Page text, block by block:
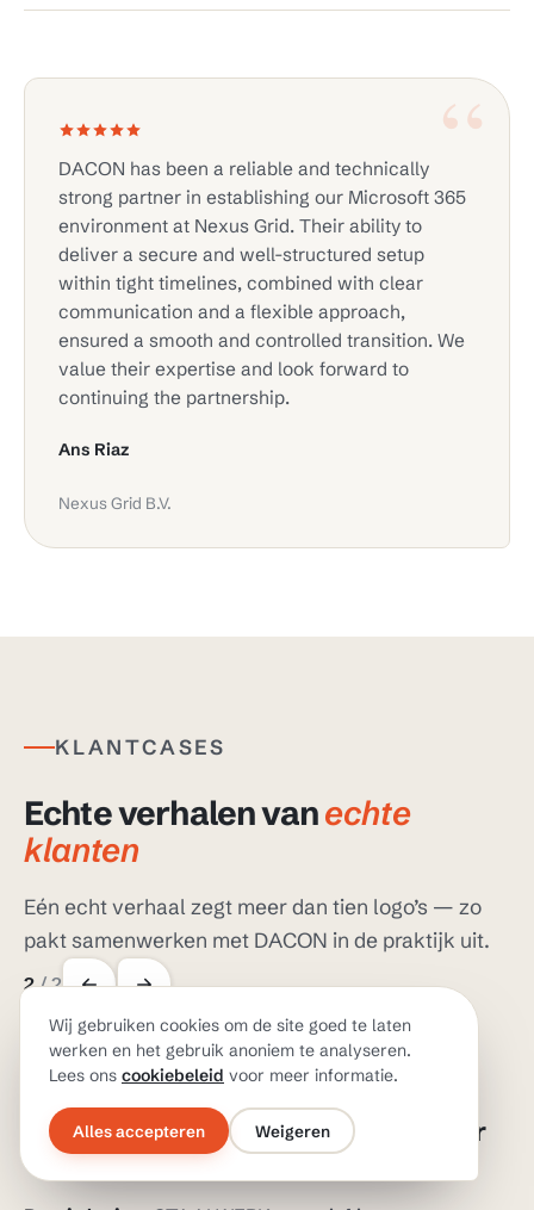
“
DACON has been a reliable and technically
strong partner in establishing our Microsoft 365
environment at Nexus Grid. Their ability to
deliver a secure and well-structured setup
within tight timelines, combined with clear
communication and a flexible approach,
ensured a smooth and controlled transition. We
value their expertise and look forward to
continuing the partnership.
Ans Riaz
Nexus Grid B.V.
KLANTCASES
Echte verhalen vanechte
klanten
Eén echt verhaal zegt meer dan tien logo’s — zo
pakt samenwerken met DACON in de praktijk uit.
2/2
STAALCONSTRUCTIE · MACHINEBOUW
STAALWERK: van traditionele IT naar
een veilige werkomgeving
Wij gebruiken cookies om de site goed te laten
werken en het gebruik anoniem te analyseren.
Lees ons cookiebeleid voor meer informatie.
Alles accepteren Weigeren